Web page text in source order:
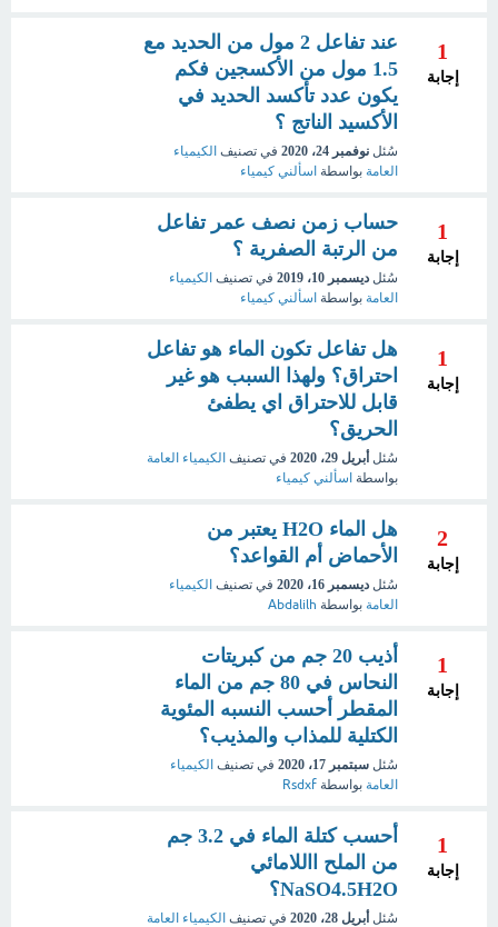
1
إجابة
عند تفاعل 2 مول من الحديد مع
1.5 مول من الأكسجين فكم
يكون عدد تأكسد الحديد في
الأكسيد الناتج ؟
سُئل نوفمبر 24، 2020 في تصنيف الكيمياء
العامة بواسطة اسألني كيمياء
1
إجابة
حساب زمن نصف عمر تفاعل
من الرتبة الصفرية ؟
سُئل ديسمبر 10، 2019 في تصنيف الكيمياء
العامة بواسطة اسألني كيمياء
1
إجابة
هل تفاعل تكون الماء هو تفاعل
احتراق؟ ولهذا السبب هو غير
قابل للاحتراق اي يطفئ
الحريق؟
سُئل أبريل 29، 2020 في تصنيف الكيمياء العامة
بواسطة اسألني كيمياء
2
إجابة
هل الماء H2O يعتبر من
الأحماض أم القواعد؟
سُئل ديسمبر 16، 2020 في تصنيف الكيمياء
العامة بواسطة Abdalilh
1
إجابة
أذيب 20 جم من كبريتات
النحاس في 80 جم من الماء
المقطر أحسب النسبه المئوية
الكتلية للمذاب والمذيب؟
سُئل سبتمبر 17، 2020 في تصنيف الكيمياء
العامة بواسطة Rsdxf
1
إجابة
أحسب كتلة الماء في 3.2 جم
من الملح االلامائي
NaSO4.5H2O؟
سُئل أبريل 28، 2020 في تصنيف الكيمياء العامة